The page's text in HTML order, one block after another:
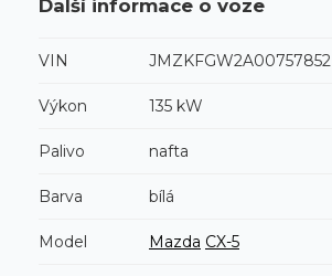
Další informace o voze
VIN JMZKFGW2A00757852
Výkon 135 kW
Palivo nafta
Barva bílá
Model Mazda CX-5